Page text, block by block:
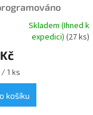
Skladem (Ihned k
expedici) (27 ks)
1 ks
košíku